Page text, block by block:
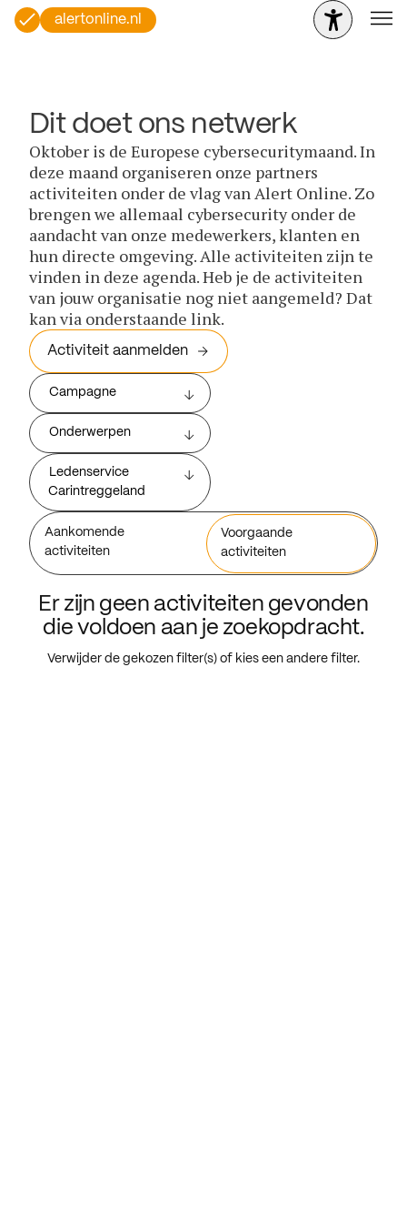
alertonline.nl
Dit doet ons netwerk
Oktober is de Europese cybersecuritymaand. In
deze maand organiseren onze partners
activiteiten onder de vlag van Alert Online. Zo
brengen we allemaal cybersecurity onder de
aandacht van onze medewerkers, klanten en
hun directe omgeving. Alle activiteiten zijn te
vinden in deze agenda. Heb je de activiteiten
van jouw organisatie nog niet aangemeld? Dat
kan via onderstaande link.
Activiteit aanmelden
Campagne
Onderwerpen
Ledenservice
Carintreggeland
Aankomende
activiteiten
Voorgaande
activiteiten
Er zijn geen activiteiten gevonden
die voldoen aan je zoekopdracht.
Verwijder de gekozen filter(s) of kies een andere filter.